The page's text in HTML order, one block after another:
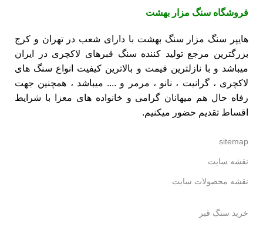
فروشگاه سنگ مزار بهشت
هایپر سنگ مزار سنگ بهشت با دارای شعب در تهران و کرج
بزرگترین مرجع تولید کننده سنگ قبرهای لاکچری در ایران
میباشد و با نازلترین قیمت و بالاترین کیفیت انواع سنگ های
لاکچری ،گرانیت ، نانو ، مرمر
و .... میباشد ، همچنین جهت
رفاه حال هم میهانان گرامی و خانواده های معزا با شرایط
اقساط تقدیم حضور میکنیم.
sitemap
نقشه سایت
نقشه محصولات سایت
خرید سنگ قبر